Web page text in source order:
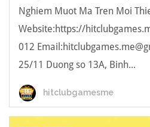
Nghiem Muot Ma Tren Moi
Website:https://
012
25/11 Duong so 13A, Binh...
hitclubgamesme